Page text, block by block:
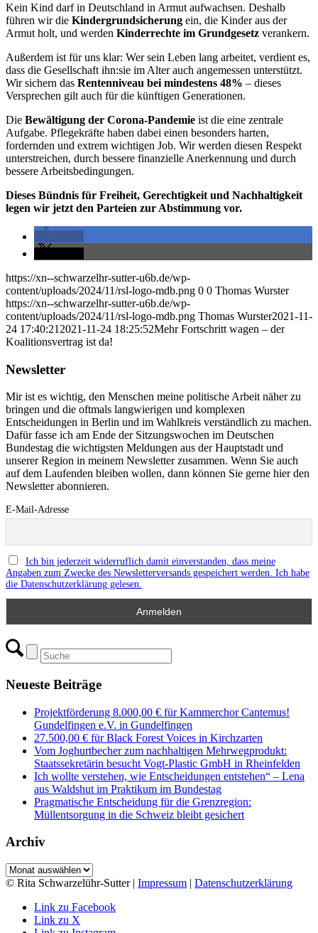
Kein Kind darf in Deutschland in Armut aufwachsen. Deshalb
führen wir die Kindergrundsicherung ein, die Kinder aus der
Armut holt, und werden Kinderrechte im Grundgesetz verankern.
Außerdem ist für uns klar: Wer sein Leben lang arbeitet, verdient es,
dass die Gesellschaft ihn:sie im Alter auch angemessen unterstützt.
Wir sichern das Rentenniveau bei mindestens 48% – dieses
Versprechen gilt auch für die künftigen Generationen.
Die Bewältigung der Corona-Pandemie ist die eine zentrale
Aufgabe. Pflegekräfte haben dabei einen besonders harten,
fordernden und extrem wichtigen Job. Wir werden diesen Respekt
unterstreichen, durch bessere finanzielle Anerkennung und durch
bessere Arbeitsbedingungen.
Dieses Bündnis für Freiheit, Gerechtigkeit und Nachhaltigkeit
legen wir jetzt den Parteien zur Abstimmung vor.
https://xn--schwarzelhr-sutter-u6b.de/wp-
content/uploads/2024/11/rsl-logo-mdb.png 0 0 Thomas Wurster
https://xn--schwarzelhr-sutter-u6b.de/wp-
content/uploads/2024/11/rsl-logo-mdb.png Thomas Wurster2021-11-
24 17:40:21 2021-11-24 18:25:52Mehr Fortschritt wagen – der
Koalitionsvertrag ist da!
Newsletter
Mir ist es wichtig, den Menschen meine politische Arbeit näher zu
bringen und die oftmals langwierigen und komplexen
Entscheidungen in Berlin und im Wahlkreis verständlich zu machen.
Dafür fasse ich am Ende der Sitzungswochen im Deutschen
Bundestag die wichtigsten Meldungen aus der Hauptstadt und
unserer Region in meinem Newsletter zusammen. Wenn Sie auch
auf dem Laufenden bleiben wollen, dann können Sie gerne hier den
Newsletter abonnieren.
E-Mail-Adresse
Ich bin jederzeit widerruflich damit einverstanden, dass meine
Angaben zum Zwecke des Newsletterversands gespeichert werden. Ich habe
die Datenschutzerklärung gelesen.
Neueste Beiträge
Projektförderung 8.000,00 € für Kammerchor Cantemus!
Gundelfingen e.V. in Gundelfingen
27.500,00 € für Black Forest Voices in Kirchzarten
Vom Joghurtbecher zum nachhaltigen Mehrwegprodukt:
Staatssekretärin besucht Vogt-Plastic GmbH in Rheinfelden
Ich wollte verstehen, wie Entscheidungen entstehen“ – Lena
aus Waldshut im Praktikum im Bundestag
Pragmatische Entscheidung für die Grenzregion:
Müllentsorgung in die Schweiz bleibt gesichert
Archiv
Archiv
© Rita Schwarzelühr-Sutter | Impressum | Datenschutzerklärung
Link zu Facebook
Link zu X